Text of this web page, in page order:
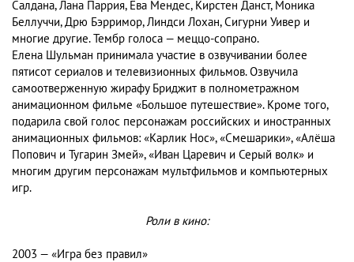
Салдана, Лана Паррия, Ева Мендес, Кирстен Данст, Моника
Беллуччи, Дрю Бэрримор, Линдси Лохан, Сигурни Уивер и
многие другие. Тембр голоса — меццо-сопрано.
Елена Шульман принимала участие в озвучивании более
пятисот сериалов и телевизионных фильмов. Озвучила
самоотверженную жирафу Бриджит в полнометражном
анимационном фильме «Большое путешествие». Кроме того,
подарила свой голос персонажам российских и иностранных
анимационных фильмов: «Карлик Нос», «Смешарики», «Алёша
Попович и Тугарин Змей», «Иван Царевич и Серый волк» и
многим другим персонажам мультфильмов и компьютерных
игр.
Роли в кино:
2003 — «Игра без правил»